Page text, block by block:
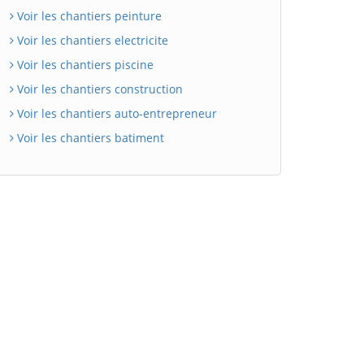
Voir les chantiers peinture
Voir les chantiers electricite
Voir les chantiers piscine
Voir les chantiers construction
Voir les chantiers auto-entrepreneur
Voir les chantiers batiment